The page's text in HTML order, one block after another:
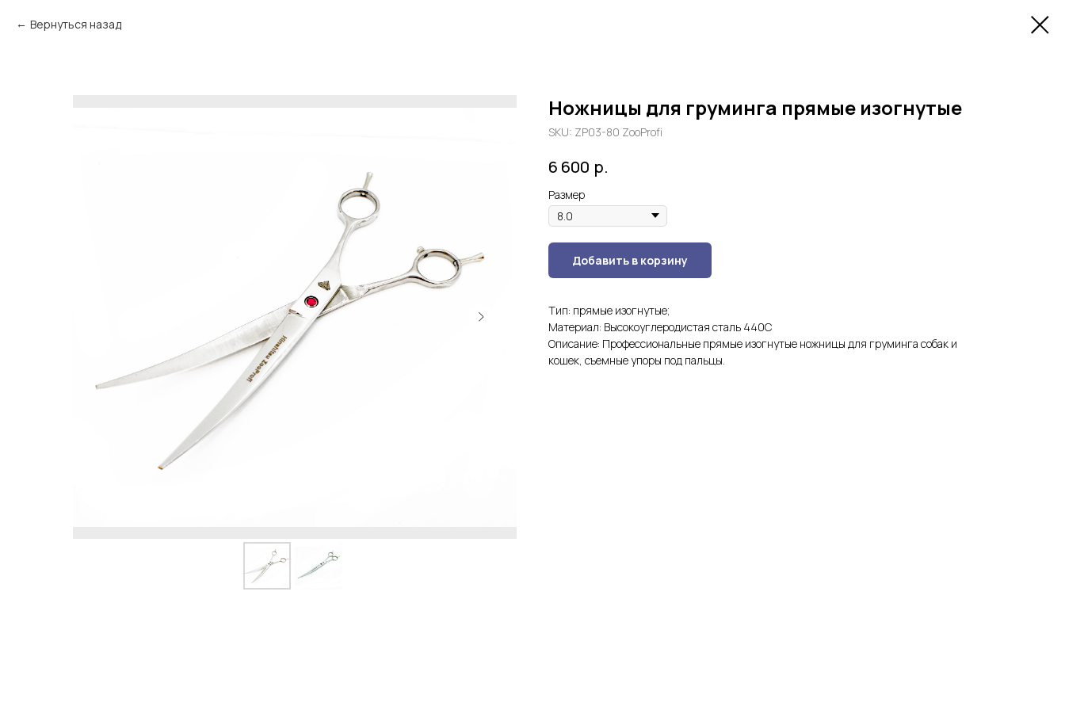
Вернуться назад
Ножницы для груминга прямые изогнутые
SKU: ZP03-80 ZooProfi
6 600 р.
Размер
Добавить в корзину
Тип: прямые изогнутые;
Материал: Высокоуглеродистая сталь 440С
Описание: Профессиональные прямые изогнутые ножницы для груминга собак и
кошек, съемные упоры под пальцы.